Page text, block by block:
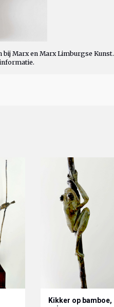
Marx en Marx Limburgse Kunst.
Kikker op bamboe,